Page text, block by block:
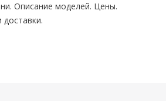
Описание моделей. Цены.